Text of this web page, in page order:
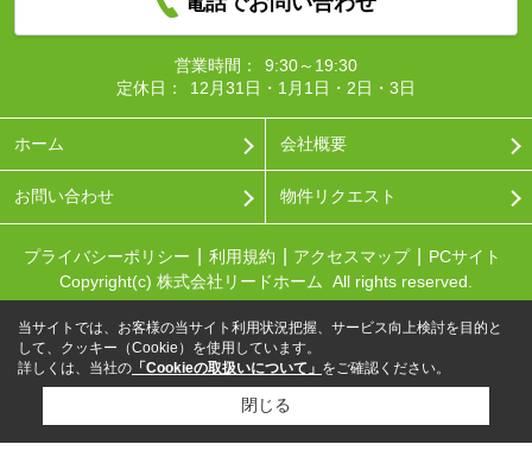
営業時間：
9:30～19:30
定休日：
12月31日・1月1日・2日・3日
ホーム 会社概要
お問い合わせ 物件リクエスト
プライバシーポリシー 利用規約 アクセスマップ
PCサイト
Copyright(c) 株式会社リードホーム All rights reserved.
当サイトでは、お客様の当サイト利用状況把握、サービス向上検討を目的と
して、クッキー（Cookie）を使用しています。
詳しくは、当社の 「Cookieの取扱いについて」 をご確認ください。
閉じる